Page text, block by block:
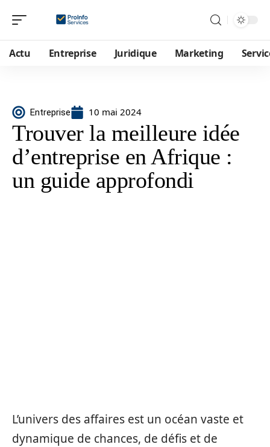
Actu Entreprise Juridique Marketing
Entreprise 10 mai 2024
Trouver la meilleure idée
d’entreprise en Afrique :
un guide approfondi
L’univers des affaires est un océan vaste et
dynamique de chances, de défis et de